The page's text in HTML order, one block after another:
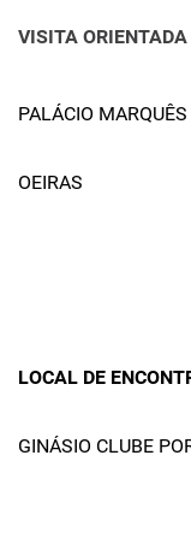
VISITA
PALÁCIO
OEIRAS
LOCAL DE
GINÁSIO CLUBE